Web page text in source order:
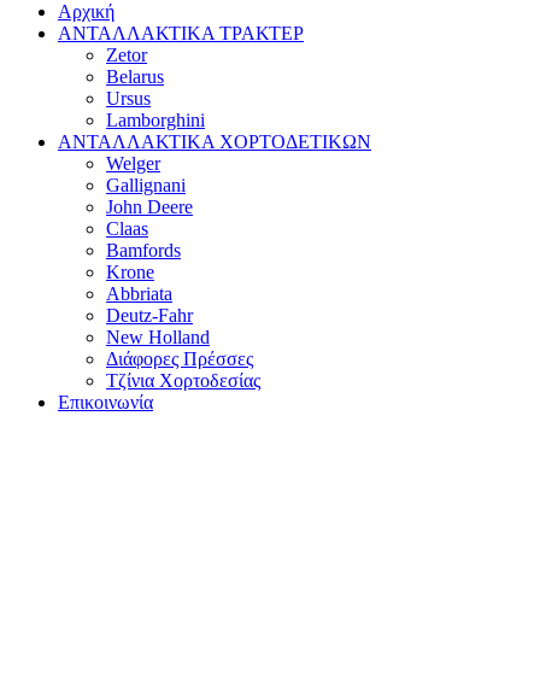
Αρχική
ΑΝΤΑΛΛΑΚΤΙΚΑ ΤΡΑΚΤΕΡ
Zetor
Belarus
Ursus
Lamborghini
ΑΝΤΑΛΛΑΚΤΙΚΑ ΧΟΡΤΟΔΕΤΙΚΩΝ
Welger
Gallignani
John Deere
Claas
Bamfords
Krone
Abbriata
Deutz-Fahr
New Holland
Διάφορες Πρέσσες
Τζίνια Χορτοδεσίας
Επικοινωνία